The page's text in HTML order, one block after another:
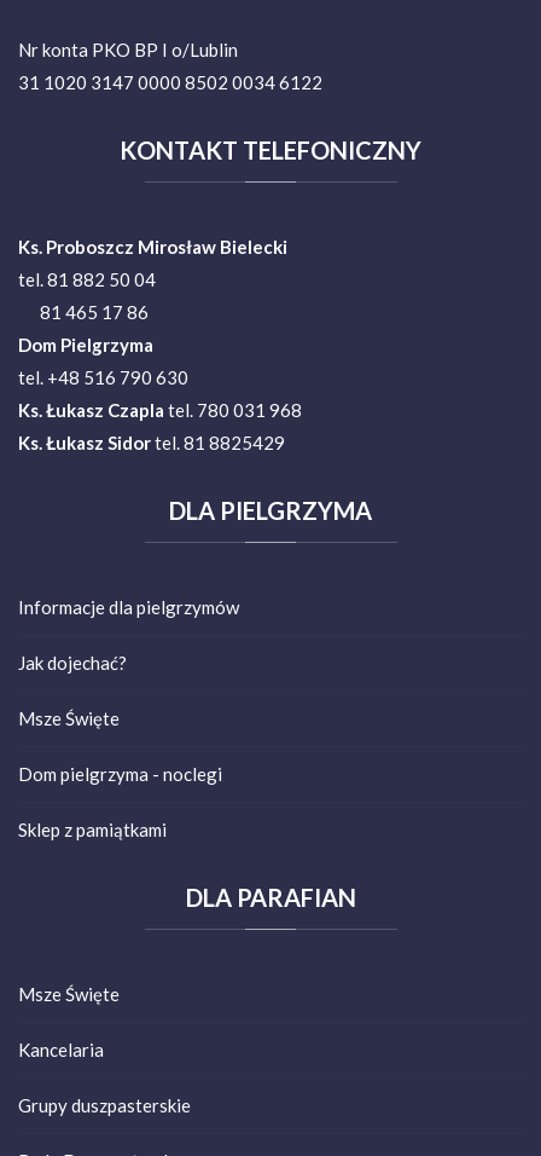
Nr konta PKO BP I o/Lublin
31 1020 3147 0000 8502 0034 6122
KONTAKT TELEFONICZNY
Ks. Proboszcz Mirosław Bielecki
tel. 81 882 50 04
81 465 17 86
Dom Pielgrzyma
tel. +48 516 790 630
Ks.Łukasz Czapla tel. 780 031 968
Ks. Łukasz Sidortel. 81 8825429
DLA PIELGRZYMA
Informacje dla pielgrzymów
Jak dojechać?
Msze Święte
Dom pielgrzyma - noclegi
Sklep z pamiątkami
DLAPARAFIAN
Msze Święte
Kancelaria
Grupy duszpasterskie